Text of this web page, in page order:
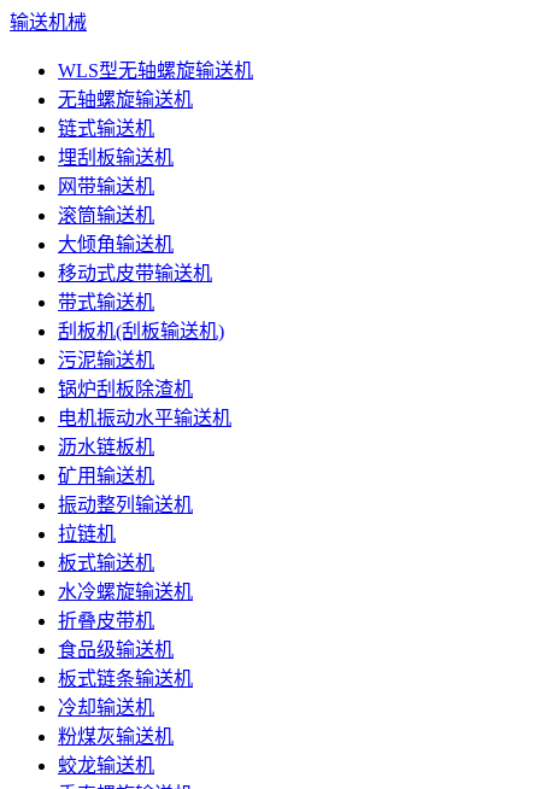
输送机械
WLS型无轴螺旋输送机
无轴螺旋输送机
链式输送机
埋刮板输送机
网带输送机
滚筒输送机
大倾角输送机
移动式皮带输送机
带式输送机
刮板机(刮板输送机)
污泥输送机
锅炉刮板除渣机
电机振动水平输送机
沥水链板机
矿用输送机
振动整列输送机
拉链机
板式输送机
水冷螺旋输送机
折叠皮带机
食品级输送机
板式链条输送机
冷却输送机
粉煤灰输送机
蛟龙输送机